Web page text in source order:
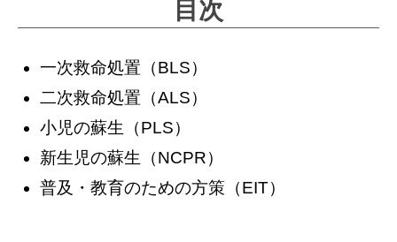
目次
一次救命処置（BLS）
二次救命処置（ALS）
小児の蘇生（PLS）
新生児の蘇生（NCPR）
普及・教育のための方策（EIT）